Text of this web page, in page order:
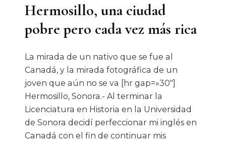
Hermosillo, una ciudad
pobre pero cada vez más rica
La mirada de un nativo que se fue al
Canadá, y la mirada fotográfica de un
joven que aún no se va [hr gap=»30″]
Hermosillo, Sonora.- Al terminar la
Licenciatura en Historia en la Universidad
de Sonora decidí perfeccionar mi inglés en
Canadá con el fin de continuar mis